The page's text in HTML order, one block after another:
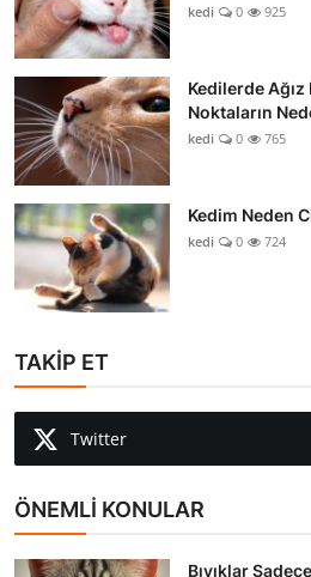
kedi 0 925
Kedilerde Ağız
Noktaların
kedi 0 765
Kedim Neden
kedi 0 724
TAKİP ET
Twitter
ÖNEMLİ KONULAR
Bıyıklar